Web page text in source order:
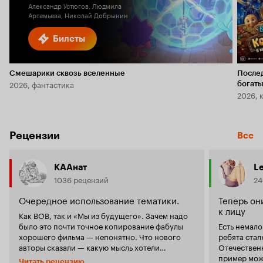
Билеты
Александр Устюгов, Людмила
Артемьева, Николай Добрынин
Смешарики сквозь вселенные
2026, фантастика
2026,
Рецензии Все
КААнат
1036 рецензий
Очередное использование тематики.
Как ВОВ, так и «Мы из будущего». Зачем надо
было это почти точное копирование фабулы
хорошего фильма — непонятно. Что нового
авторы сказали — какую мысль хотели
донести? Об этом ниже. Возникают вопросы
Теперь
к лицу
Есть
ребята
пример